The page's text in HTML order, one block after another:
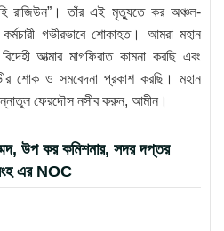
রাজিউন”। তাঁর এই মৃত্যুতে কর অঞ্চল-
গভীরভাবে শোকাহত। আমরা মহান
আত্মার মাগফিরাত কামনা করছি এবং
শোক ও সমবেদনা প্রকাশ করছি। মহান
ফেরদৌস নসীব করুন, আমীন।
উপ কর কমিশনার, সদর দপ্তর
এর NOC